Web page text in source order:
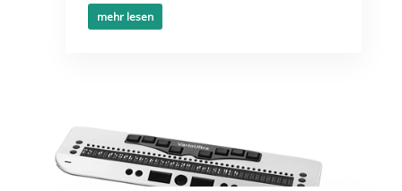
mehr lesen